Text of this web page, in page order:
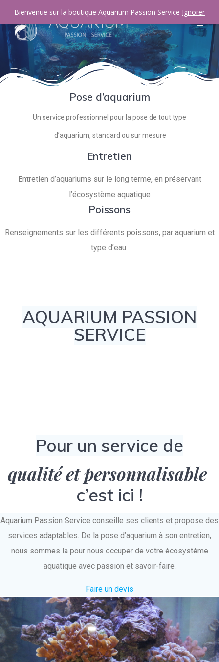
Pose d’aquarium
Un service professionnel pour la pose de tout type
d’aquarium, standard ou sur mesure
Entretien
Entretien d’aquariums sur le long terme, en préservant
l’écosystème aquatique
Poissons
Renseignements sur les différents poissons, par aquarium et
type d’eau
AQUARIUM PASSION
SERVICE
Pour un service de
qualité et personnalisable
c’est ici !
Aquarium Passion Service conseille ses clients et propose des
services adaptables. De la pose d’aquarium à son entretien,
nous sommes là pour nous occuper de votre écosystème
aquatique avec passion et savoir-faire.
Faire un devis
Bienvenue sur la boutique Aquarium Passion Service Ignorer